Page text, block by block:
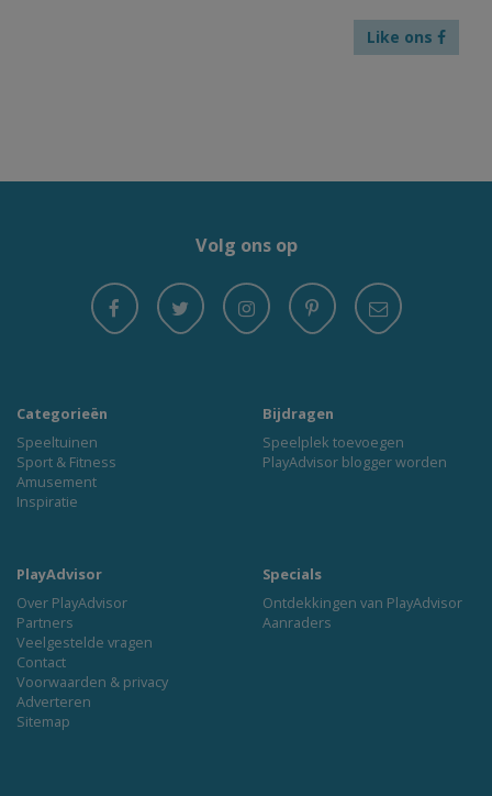
Like ons
Volg ons op
Categorieën
Speeltuinen
Sport & Fitness
Amusement
Inspiratie
Bijdragen
Speelplek toevoegen
PlayAdvisor blogger worden
PlayAdvisor
Over PlayAdvisor
Partners
Veelgestelde vragen
Contact
Voorwaarden & privacy
Adverteren
Sitemap
Specials
Ontdekkingen van PlayAdvisor
Aanraders